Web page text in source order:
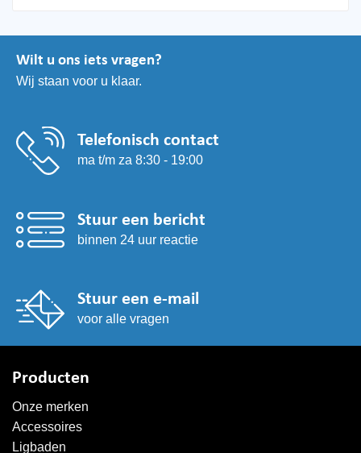
Wilt u ons iets vragen?
Wij staan voor u klaar.
Telefonisch contact
ma t/m za 8:30 - 19:00
Stuur een bericht
binnen 24 uur reactie
Stuur een e-mail
voor alle vragen
Producten
Onze merken
Accessoires
Ligbaden